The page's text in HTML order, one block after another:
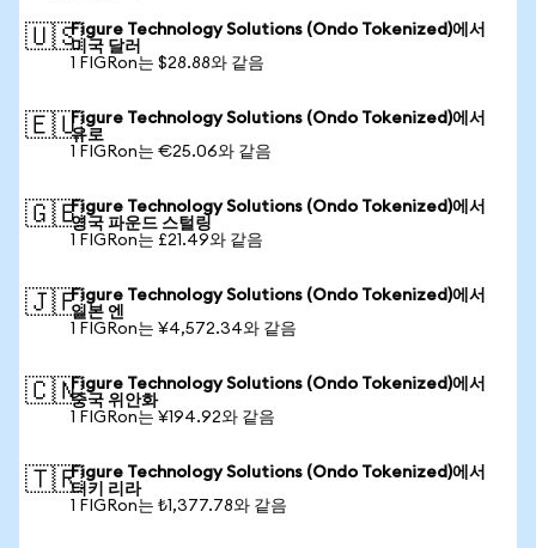
🇺🇸Figure Technology Solutions (Ondo Tokenized)에서
미국 달러
1 FIGRon는 $28.88와 같음
🇪🇺Figure Technology Solutions (Ondo Tokenized)에서
유로
1 FIGRon는 €25.06와 같음
🇬🇧Figure Technology Solutions (Ondo Tokenized)에서
영국 파운드 스털링
1 FIGRon는 £21.49와 같음
🇯🇵Figure Technology Solutions (Ondo Tokenized)에서
일본 엔
1 FIGRon는 ¥4,572.34와 같음
🇨🇳Figure Technology Solutions (Ondo Tokenized)에서
중국 위안화
1 FIGRon는 ¥194.92와 같음
🇹🇷Figure Technology Solutions (Ondo Tokenized)에서
터키 리라
1 FIGRon는 ₺1,377.78와 같음